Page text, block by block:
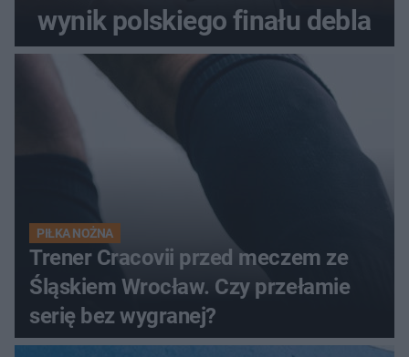
wynik polskiego finału debla
PIŁKA NOŻNA
Trener Cracovii przed meczem ze
Śląskiem Wrocław. Czy przełamie
serię bez wygranej?